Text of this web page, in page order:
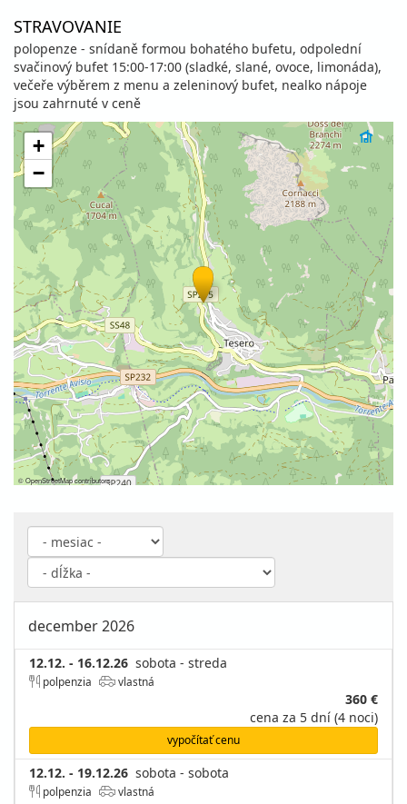
STRAVOVANIE
polopenze - snídaně formou bohatého bufetu, odpolední
svačinový bufet 15:00-17:00 (sladké, slané, ovoce, limonáda),
večeře výběrem z menu a zeleninový bufet, nealko nápoje
jsou zahrnuté v ceně
+
−
©OpenStreetMapcontributors
december 2026
12.12. - 16.12.26 sobota - streda
polpenzia vlastná
360 €
cena za 5 dní (4 noci)
vypočítať cenu
12.12. - 19.12.26 sobota - sobota
polpenzia vlastná